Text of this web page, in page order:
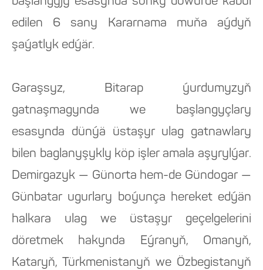
edilen 6 sany Kararnama muňa aýdyň
şaýatlyk edýär.
Garaşsyz, Bitarap ýurdumyzyň
gatnaşmagynda we başlangyçlary
esasynda dünýä üstaşyr ulag gatnawlary
bilen baglanyşykly köp işler amala aşyrylýar.
Demirgazyk — Günorta hem-de Gündogar —
Günbatar ugurlary boýunça hereket edýän
halkara ulag we üstaşyr geçelgelerini
döretmek hakynda Eýranyň, Omanyň,
Kataryň, Türkmenistanyň we Özbegistanyň